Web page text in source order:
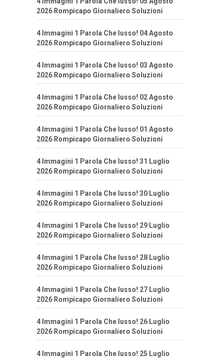
2026 Rompicapo Giornaliero Soluzioni
4 Immagini 1 Parola Che lusso! 04 Agosto
2026 Rompicapo Giornaliero Soluzioni
4 Immagini 1 Parola Che lusso! 03 Agosto
2026 Rompicapo Giornaliero Soluzioni
4 Immagini 1 Parola Che lusso! 02 Agosto
2026 Rompicapo Giornaliero Soluzioni
4 Immagini 1 Parola Che lusso! 01 Agosto
2026 Rompicapo Giornaliero Soluzioni
4 Immagini 1 Parola Che lusso! 31 Luglio
2026 Rompicapo Giornaliero Soluzioni
4 Immagini 1 Parola Che lusso! 30 Luglio
2026 Rompicapo Giornaliero Soluzioni
4 Immagini 1 Parola Che lusso! 29 Luglio
2026 Rompicapo Giornaliero Soluzioni
4 Immagini 1 Parola Che lusso! 28 Luglio
2026 Rompicapo Giornaliero Soluzioni
4 Immagini 1 Parola Che lusso! 27 Luglio
2026 Rompicapo Giornaliero Soluzioni
4 Immagini 1 Parola Che lusso! 26 Luglio
2026 Rompicapo Giornaliero Soluzioni
4 Immagini 1 Parola Che lusso! 25 Luglio